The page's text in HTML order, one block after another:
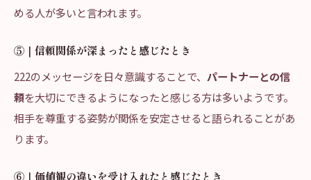
める人が多いと言われます。
⑤｜信頼関係が深まったと感じたとき
222のメッセージを日々意識することで、 パートナーとの信
頼を大切にできるようになったと感じる方は多いようです。
相手を尊重する姿勢が関係を安定させると語られることがあ
ります。
⑥｜価値観の違いを受け入れたと感じたとき